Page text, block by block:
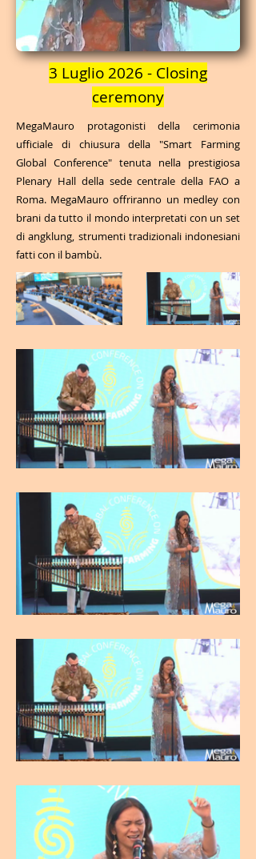
3 Luglio 2026 - Closing
ceremony
MegaMauro protagonisti della cerimonia
ufficiale di chiusura della "Smart Farming
Global Conference" tenuta nella prestigiosa
Plenary Hall della sede centrale della FAO a
Roma. MegaMauro offriranno un medley con
brani da tutto il mondo interpretati con un set
di angklung, strumenti tradizionali indonesiani
fatti con il bambù.